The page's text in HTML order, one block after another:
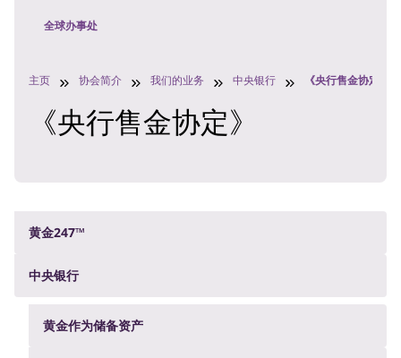
全球办事处
主页 协会简介 我们的业务 中央银行 《央行售金协定》
《央行售金协定》
黄金247™
中央银行
黄金作为储备资产